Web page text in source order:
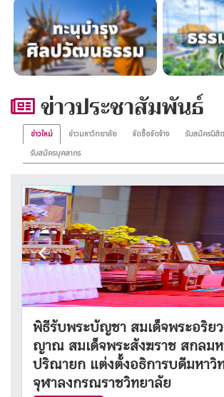
ข่าวประชาสัมพันธ์
ข่าวใหม่ ข่าวมหาวิทยาลัย จัดซื้อจัดจ้าง รับสมัครนิสิต
รับสมัครบุคลากร
พิธีรับพระบัญชา สมเด็จพระอริย
ญาณ สมเด็จพระสังฆราช สกลม
ปริณายก แต่งตั้งอธิการบดีมหาวิ
จุฬาลงกรณราชวิทยาลัย
Previous